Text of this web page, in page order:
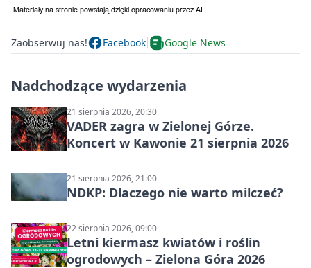
Zaobserwuj nas! Facebook Google News
Nadchodzące wydarzenia
21 sierpnia 2026, 20:30
VADER zagra w Zielonej Górze.
Koncert w Kawonie 21 sierpnia 2026
21 sierpnia 2026, 21:00
NDKP: Dlaczego nie warto milczeć?
22 sierpnia 2026, 09:00
Letni kiermasz kwiatów i roślin
ogrodowych – Zielona Góra 2026